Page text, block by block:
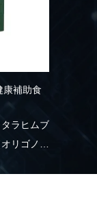
康補助食
ラヒムブ
リゴノー
を応援し
れ
現